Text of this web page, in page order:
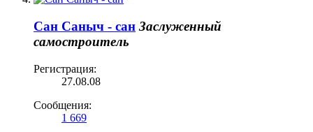
Сан Саныч - сан Заслуженный
самостроитель
Регистрация:
27.08.08
Сообщения:
1 669